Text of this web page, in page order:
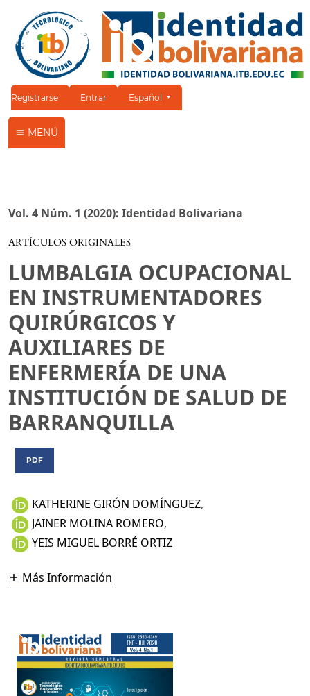
Registrarse Entrar Cambiar el idioma. El idioma actual es:
Español
MENÚ
Vol. 4 Núm. 1 (2020): Identidad Bolivariana
ARTÍCULOS ORIGINALES
LUMBALGIA OCUPACIONAL
EN INSTRUMENTADORES
QUIRÚRGICOS Y
AUXILIARES DE
ENFERMERÍA DE UNA
INSTITUCIÓN DE SALUD DE
BARRANQUILLA
PDF
KATHERINE GIRÓN DOMÍNGUEZ,
JAINER MOLINA ROMERO,
YEIS MIGUEL BORRÉ ORTIZ
Más Información